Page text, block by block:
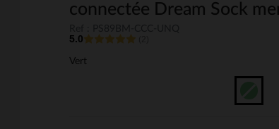
connectée Dream Sock
5.0
Vert